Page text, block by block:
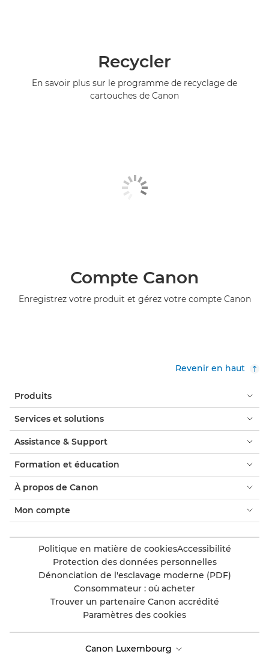
Recycler
En savoir plus sur le programme de recyclage de
cartouches de Canon
Compte Canon
Enregistrez votre produit et gérez votre compte Canon
Revenir en haut
Produits
Services et solutions
Assistance & Support
Formation et éducation
À propos de Canon
Mon compte
Politique en matière de cookiesAccessibilité
Protection des données personnelles
Dénonciation de l'esclavage moderne (PDF)
Consommateur : où acheter
Trouver un partenaire Canon accrédité
Paramètres des cookies
Canon Luxembourg